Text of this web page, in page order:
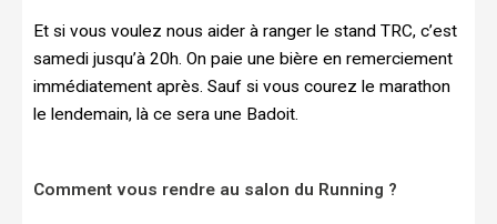
Et si vous voulez nous aider à ranger le stand TRC, c’est
samedi jusqu’à 20h. On paie une bière en remerciement
immédiatement après. Sauf si vous courez le marathon
le lendemain, là ce sera une Badoit.
Comment vous rendre au salon du Running ?